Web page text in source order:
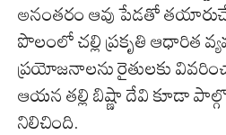
అనంతరం ఆవు పేడతో
పొలంలో చల్లి ప్రకృతి ఆధారిత
ప్రయోజనాలను రైతులకు
ఆయన తల్లి బిష్ణా దేవి కూడా
నిలిచింది.